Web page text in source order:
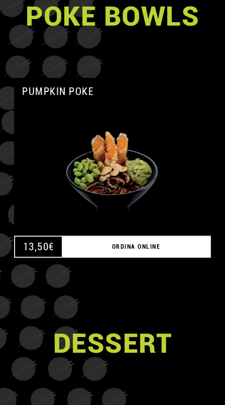
POKE BOWLS
PUMPKIN POKE
13,50€ ORDINA ONLINE
DESSERT